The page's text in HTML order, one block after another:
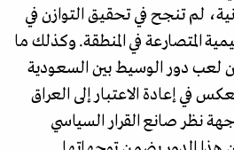
لم تنجح في تحقيق التوازن في
المتصارعة في المنطقة. وكذلك ما
لعب دور الوسيط بين السعودية
في إعادة الاعتبار إلى العراق
نظر صانع القرار السياسي